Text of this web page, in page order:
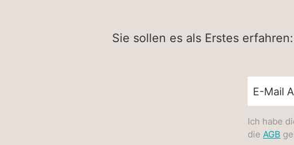
Sie sollen es als Erstes
Ich habe
die AGB